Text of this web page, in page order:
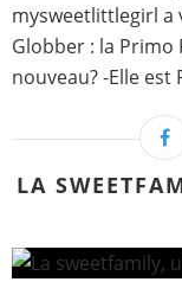
mysweetlittlegirl
Globber : la Primo
nouveau? -Elle est
LA